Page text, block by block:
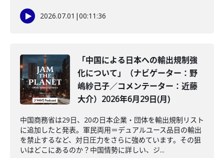
2026.07.01 |00:11:36
「中国による日本への輸出規制強
化について」（ナビゲーター：野
嶋紗己子／コメンテーター：近藤
大介）2026年6月29日(月)
中国商務省は29日、20の日本企業・団体を輸出規制リスト
に追加したと発表。軍民両用＝デュアルユース品目の輸出
を禁止するなど、対日圧力をさらに強めています。その狙
いはどこにあるのか？中国情勢に詳しい、ジ...